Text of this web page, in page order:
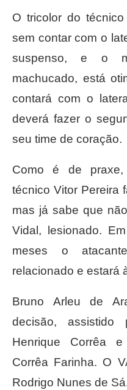
O tricolor do
sem contar com o
suspenso, e o
machucado, está
contará com o
deverá fazer o
seu time de coração.
Como é de praxe,
técnico Vitor Pereira
mas já sabe que
Vidal, lesionado.
meses o
relacionado e estará
Bruno Arleu de
decisão, assistido
Henrique Corrêa
Corrêa Farinha. O
Rodrigo Nunes de